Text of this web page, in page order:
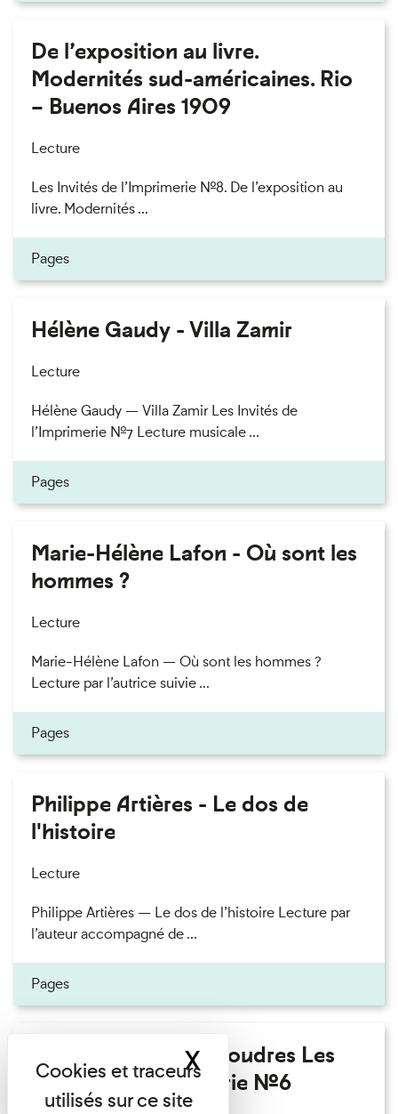
De l’exposition au livre.
Modernités sud-américaines. Rio
– Buenos Aires 1909
Lecture
Les Invités de l’Imprimerie n°8. De l’exposition au
livre. Modernités ...
Pages
Hélène Gaudy - Villa Zamir
Lecture
Hélène Gaudy — Villa Zamir Les Invités de
l’Imprimerie n°7 Lecture musicale ...
Pages
Marie-Hélène Lafon - Où sont les
hommes ?
Lecture
Marie-Hélène Lafon — Où sont les hommes ?
Lecture par l’autrice suivie ...
Pages
Philippe Artières - Le dos de
l'histoire
Lecture
Philippe Artières — Le dos de l’histoire Lecture par
l’auteur accompagné de ...
Pages
Fanny Taillandier - Foudres Les
Invités de l’Imprimerie n°6
XMasquer le